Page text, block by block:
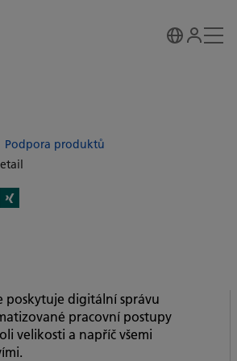
Podpora produktů
poskytuje digitální správu
pracovní postupy
velikosti a napříč všemi